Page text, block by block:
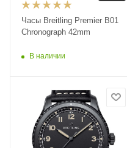
Часы Breitling Premier B01
Chronograph 42mm
В наличии